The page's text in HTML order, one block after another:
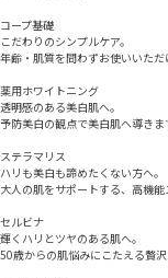
コープ基礎
こだわりのシンプルケア。
年齢・肌質を問わずお使いいただ
薬用ホワイトニング
透明感のある美白肌へ。
予防美白の観点で美白肌へ導きま
ステラマリス
ハリも美白も諦めたくない方へ。
大人の肌をサポートする、高機能
セルビナ
輝くハリとツヤのある肌へ。
50歳からの肌悩みにこたえる贅沢
【A賞50名】
総額6,700円（本体
【B賞150名】
ルランパウダーチッ
コープ基礎オールイ
〇応募締切日：